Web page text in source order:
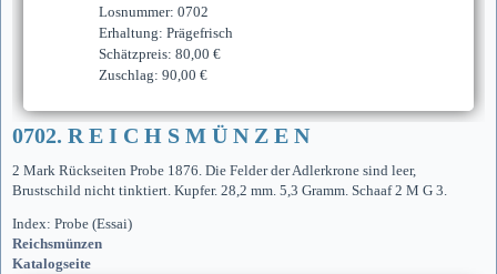
Losnummer: 0702
Erhaltung: Prägefrisch
Schätzpreis: 80,00 €
Zuschlag: 90,00 €
0702. R E I C H S M Ü N Z E N
2 Mark Rückseiten Probe 1876. Die Felder der Adlerkrone sind leer,
Brustschild nicht tinktiert. Kupfer. 28,2 mm. 5,3 Gramm. Schaaf 2 M G 3.
Index: Probe (Essai)
Reichsmünzen
Katalogseite